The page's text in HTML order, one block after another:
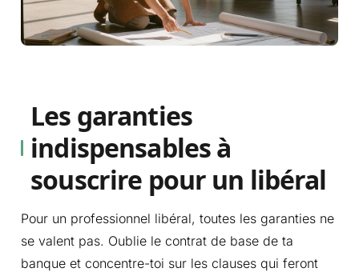
Les garanties
indispensables à
souscrire pour un libéral
Pour un professionnel libéral, toutes les garanties ne
se valent pas. Oublie le contrat de base de ta
banque et concentre-toi sur les clauses qui feront